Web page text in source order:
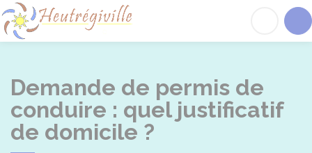
Demande de permis de
conduire : quel justificatif
de domicile ?